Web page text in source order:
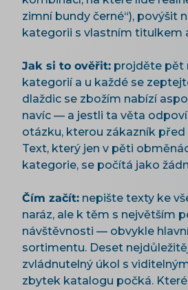
zimní bundy černé“), povýšit
kategorii s vlastním titulkem
Jak si to ověřit: projděte pět
kategorií a u každé se
dlaždic se zbožím nabízí
navíc — a jestli ta věta
otázku, kterou zákazník před
Text, který jen v pěti
kategorie, se počítá jako
Čím začít: nepište texty ke
naráz, ale k těm s největším
návštěvnosti — obvykle
sortimentu. Deset
zvládnutelný úkol s
zbytek katalogu počká.